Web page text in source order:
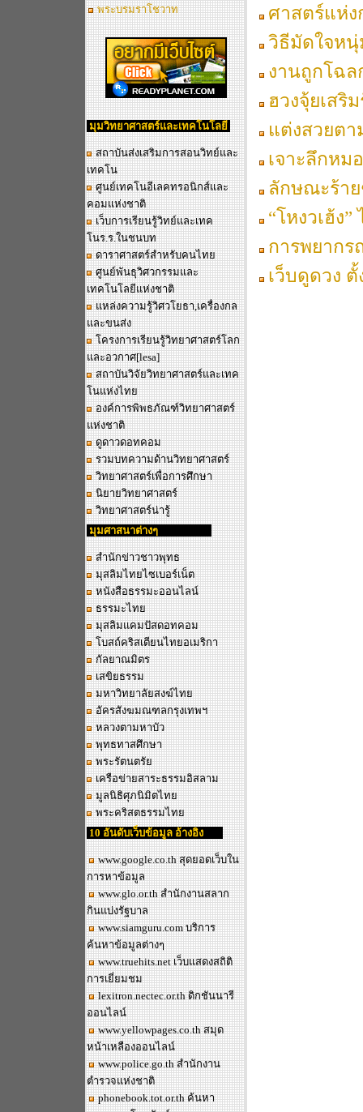
พระบรมราโชวาท
มุมวิทยาศาสตร์และเทคโนโลยี
สถาบันส่งเสริมการสอนวิทย์และ
เทคโน
ศูนย์เทคโนอีเลคทรอนิกส์และ
คอมแห่งชาติ
เว็บการเรียนรู้วิทย์และเทค
โนร.ร.ในชนบท
ดาราศาสตร์สำหรับคนไทย
ศูนย์พันธุวิศวกรรมและ
เทคโนโลยีแห่งชาติ
แหล่งความรู้วิศวโยธา,เครื่องกล
และขนส่ง
โครงการเรียนรู้วิทยาศาสตร์โลก
และอวกาศ[lesa]
สถาบันวิจัยวิทยาศาสตร์และเทค
โนแห่งไทย
องค์การพิพธภัณฑ์วิทยาศาสตร์
แห่งชาติ
ดูดาวดอทคอม
รวมบทความด้านวิทยาศาสตร์
วิทยาศาสตร์เพื่อการศึกษา
นิยายวิทยาศาสตร์
วิทยาศาสตร์น่ารู้
มุมศาสนาต่างๆ
สำนักข่าวชาวพุทธ
มุสลิมไทยไซเบอร์เน็ต
หนังสือธรรมะออนไลน์
ธรรมะไทย
มุสลิมแคมปัสดอทคอม
โบสถ์คริสเตียนไทยอเมริกา
กัลยาณมิตร
เสขิยธรรม
มหาวิทยาลัยสงฆ์ไทย
อัครสังฆมณฑลกรุงเทพฯ
หลวงตามหาบัว
พุทธทาสศึกษา
พระรัตนตรัย
เครือข่ายสาระธรรมอิสลาม
มูลนิธิศุภนิมิตไทย
พระคริสตธรรมไทย
10 อันดับเว็บข้อมูล อ้างอิง
www.google.co.thสุดยอดเว็บใน
การหาข้อมูล
www.glo.or.th สำนักงานสลาก
กินแบ่งรัฐบาล
www.siamguru.com บริการ
ค้นหาข้อมูลต่างๆ
www.truehits.net เว็บแสดงสถิติ
การเยี่ยมชม
lexitron.nectec.or.th ดิกชันนารี
ออนไลน์
www.yellowpages.co.th สมุด
หน้าเหลืองออนไลน์
www.police.go.thสำนักงาน
ตำรวจแห่งชาติ
phonebook.tot.or.thค้นหา
ศาสตร์แห่
วิธีมัดใจหนุ่
งานถูกโฉ
ฮวงจุ้ยเสริ
แต่งสวยตา
เจาะลึกหม
ลักษณะร้าย
“โหงวเฮ้ง
การพยาก
เว็บดูดวง